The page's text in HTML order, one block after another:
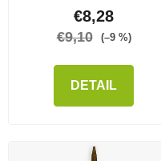
€8,28
€9,10 (–9 %)
DETAIL